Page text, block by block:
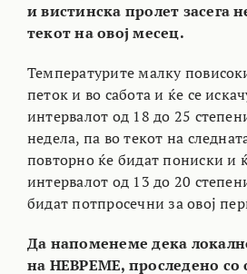
и вистинска пролет засега
текот на овој месец.
Температурите малку
петок и во сабота и ќе се
интервалот од 18 до 25
недела, па во текот на
повторно ќе бидат пониски и
интервалот од 13 до 20
бидат потпросечни за овој
Да напоменеме дека
на НЕВРЕМЕ, проследено со